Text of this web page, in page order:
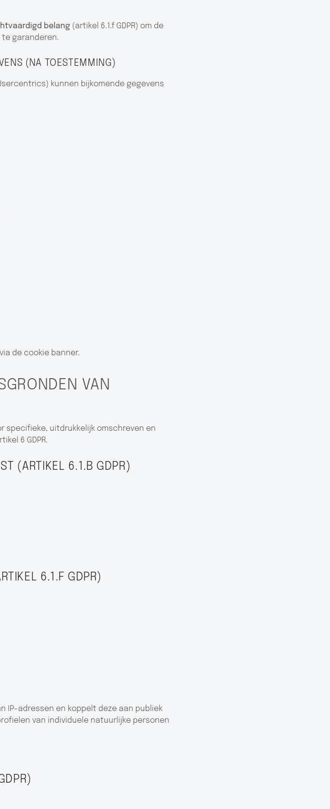
belang (artikel 6.1.f GDPR) om de
garanderen.
(NA TOESTEMMING)
kunnen bijkomende gegevens
de cookie banner.
VAN
specifieke, uitdrukkelijk omschreven en
6 GDPR.
(ARTIKEL 6.1.B GDPR)
6.1.F GDPR)
IP-adressen en koppelt deze aan publiek
van individuele natuurlijke personen